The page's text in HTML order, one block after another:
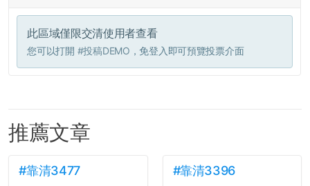
此區域僅限交清使用者查看
您可以打開 #投稿DEMO ，免登入即可預覽投票介面
推薦文章
#靠清3477 #靠清3396